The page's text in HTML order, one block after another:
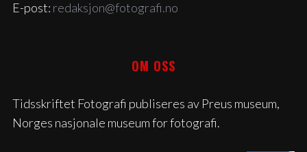
E-post: redaksjon@fotografi.no
OM OSS
Tidsskriftet Fotografi publiseres av Preus museum,
Norges nasjonale museum for fotografi.